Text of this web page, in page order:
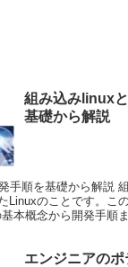
組み込みlinux
基礎から解説
手順を基礎から解説
Linuxのことです。こ
本概念から開発手順
エンジニアの